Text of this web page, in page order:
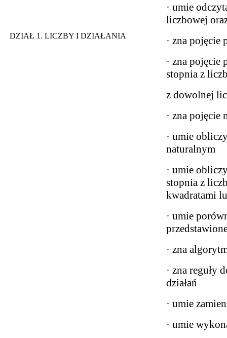
DZIAŁ 1. LICZBY I DZIAŁANIA
· umie
liczbowej
· zna
· zna
stopnia z
z dowolnej
· zna pojęcie
· umie
naturalnym
· umie
stopnia z
kwadratami
· umie
· zna
· zna reguły
działań
· umie
· umie